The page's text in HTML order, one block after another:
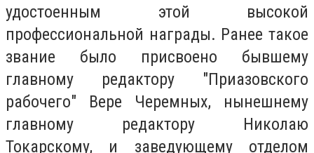
удостоенным этой высокой
профессиональной награды. Ранее такое
звание было присвоено бывшему
главному редактору "Приазовского
рабочего" Вере Черемных, нынешнему
главному редактору Николаю
Токарскому, и заведующему отделом